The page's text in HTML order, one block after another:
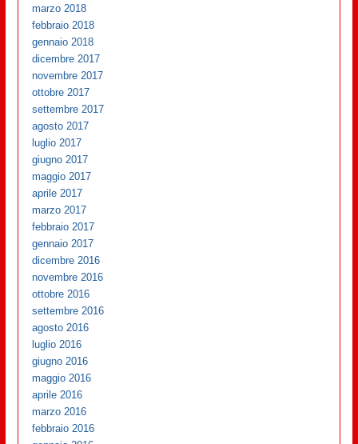
marzo 2018
febbraio 2018
gennaio 2018
dicembre 2017
novembre 2017
ottobre 2017
settembre 2017
agosto 2017
luglio 2017
giugno 2017
maggio 2017
aprile 2017
marzo 2017
febbraio 2017
gennaio 2017
dicembre 2016
novembre 2016
ottobre 2016
settembre 2016
agosto 2016
luglio 2016
giugno 2016
maggio 2016
aprile 2016
marzo 2016
febbraio 2016